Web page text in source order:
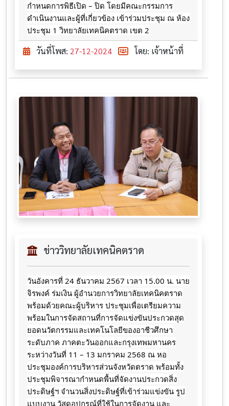
กำหนดการพิธีเปิด – ปิด โดยมีคณะกรรมการ
ดำเนินงานและผู้ที่เกี่ยวข้อง เข้าร่วมประชุม ณ ห้อง
ประชุม 1 วิทยาลัยเทคนิคตราด เขต 2
วันที่โพส: 27-12-2024 โดย: เจ้าหน้าที่
ข่าววิทยาลัยเทคนิคตราด
วันอังคารที่ 24 ธันวาคม 2567 เวลา 15.00 น. นาย
จิรพงค์ ร่มเงิน ผู้อำนวยการวิทยาลัยเทคนิคตราด
พร้อมด้วยคณะผู้บริหาร ประชุมเพื่อเตรียมความ
พร้อมในการจัดสถานที่การจัดแข่งขันประกวดสุด
ยอดนวัตกรรมและเทคโนโลยีของอาชีวศึกษา
ระดับภาค ภาคตะวันออกและกรุงเทพมหานคร
ระหว่างวันที่ 11 – 13 มกราคม 2568 ณ หอ
ประชุมองค์การบริหารส่วนจังหวัดตราด พร้อมทั้ง
ประชุมพิจารณากำหนดพื้นที่จัดงานประกวดสิ่ง
ประดิษฐ์ฯ จำนวนสิ่งประดิษฐ์ที่เข้าร่วมแข่งขัน รูป
แบบงาน วัสดุอุปกรณ์ที่ใช้ในการจัดงาน และ